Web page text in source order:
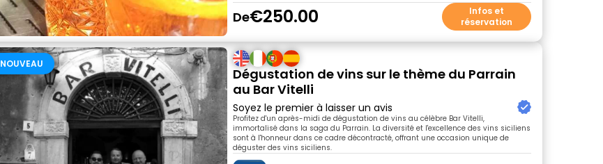
De€250.00
Infos et
réservation
NOUVEAU
Dégustation de vins sur le thème du Parrain
au Bar Vitelli
Soyez le premier à laisser un avis
Profitez d'un après-midi de dégustation de vins au célèbre Bar Vitelli,
immortalisé dans la saga du Parrain. La diversité et l'excellence des vins siciliens
sont à l'honneur dans ce cadre décontracté, offrant une occasion unique de
déguster des vins siciliens.